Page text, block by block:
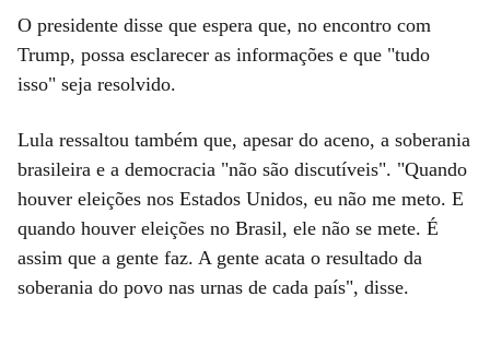
O presidente disse que espera que, no encontro com
Trump, possa esclarecer as informações e que "tudo
isso" seja resolvido.
Lula ressaltou também que, apesar do aceno, a soberania
brasileira e a democracia "não são discutíveis". "Quando
houver eleições nos Estados Unidos, eu não me meto. E
quando houver eleições no Brasil, ele não se mete. É
assim que a gente faz. A gente acata o resultado da
soberania do povo nas urnas de cada país", disse.